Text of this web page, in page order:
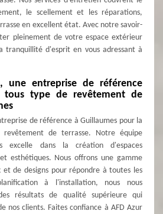
le scellement et les réparations,
en excellent état. Avec notre savoir-
pleinement de votre espace extérieur
tranquillité d'esprit en vous adressant à
une entreprise de référence
type de revêtement de
de référence à Guillaumes pour la
de terrasse. Notre équipe
excelle dans la création d'espaces
esthétiques. Nous offrons une gamme
de designs pour répondre à toutes les
à l'installation, nous nous
résultats de qualité supérieure qui
nos clients. Faites confiance à AFD Azur